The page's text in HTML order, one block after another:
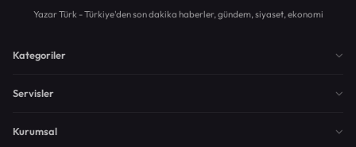
Yazar Türk - Türkiye'den son dakika haberler, gündem, siyaset, ekonomi
Kategoriler
Servisler
Kurumsal